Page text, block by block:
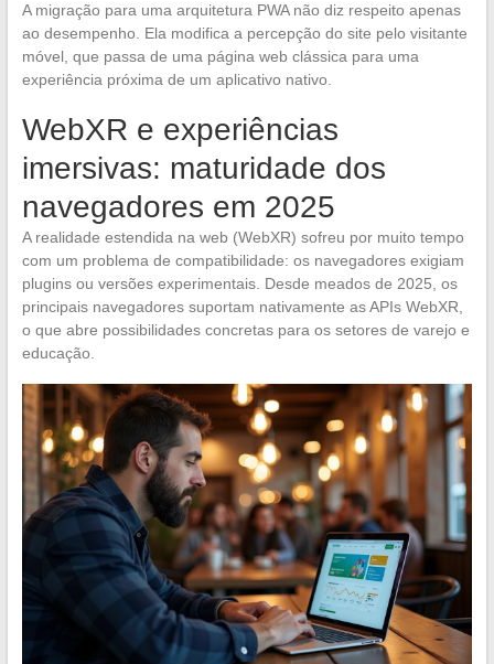
A migração para uma arquitetura PWA não diz respeito apenas
ao desempenho. Ela modifica a percepção do site pelo visitante
móvel, que passa de uma página web clássica para uma
experiência próxima de um aplicativo nativo.
WebXR e experiências
imersivas: maturidade dos
navegadores em 2025
A realidade estendida na web (WebXR) sofreu por muito tempo
com um problema de compatibilidade: os navegadores exigiam
plugins ou versões experimentais. Desde meados de 2025, os
principais navegadores suportam nativamente as APIs WebXR,
o que abre possibilidades concretas para os setores de varejo e
educação.